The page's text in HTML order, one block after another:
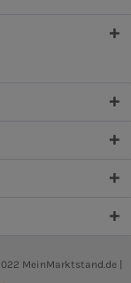
MeinMarktstand.de |